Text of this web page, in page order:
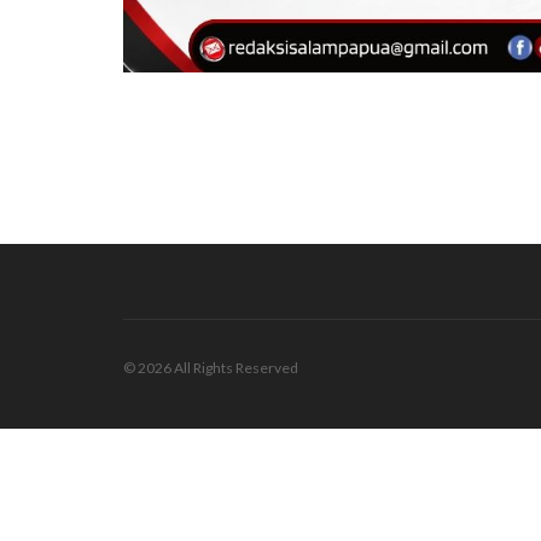
© 2026 All Rights Reserved